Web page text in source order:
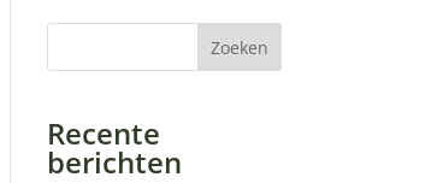
Zoeken
Recente
berichten